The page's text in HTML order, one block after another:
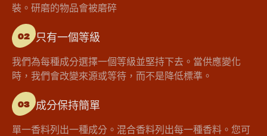
裝。研磨的物品會被磨碎
02 只有一個等級
我們為每種成分選擇一個等級並堅持下去。當供應變化
時，我們會改變來源或等待，而不是降低標準。
03 成分保持簡單
單一香料列出一種成分。混合香料列出每一種香料。您可